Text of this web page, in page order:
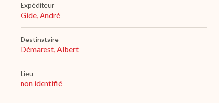
Expéditeur
Gide, André
Destinataire
Démarest, Albert
Lieu
non identifié